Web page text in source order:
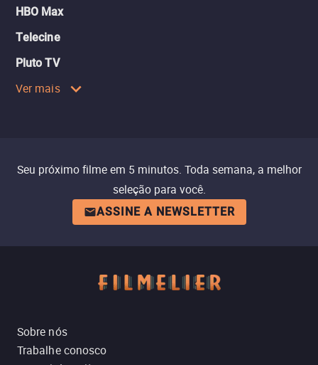
HBO Max
Telecine
Pluto TV
Ver mais
Seu próximo filme em 5 minutos. Toda semana, a melhor
seleção para você.
ASSINE A NEWSLETTER
Sobre nós
Trabalhe conosco